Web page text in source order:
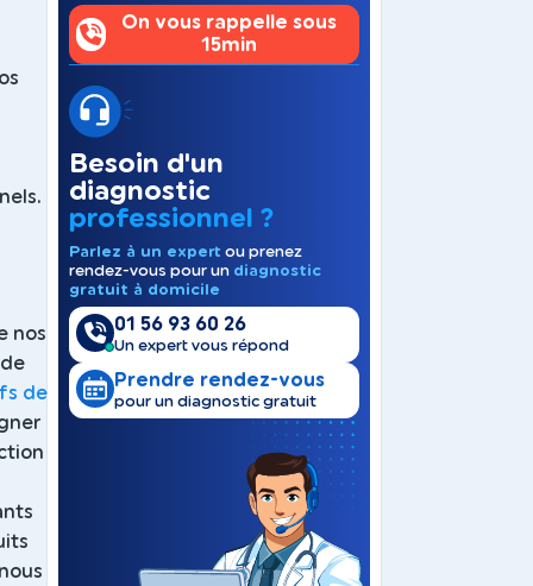
nos
de
On vous rappelle sous
15min
Besoin d'un
diagnostic
professionnel ?
Parlez à un expert ou prenez
rendez-vous pour un diagnostic
gratuit à domicile
01 56 93 60 26
Un expert vous répond
Prendre rendez-vous
pour un diagnostic gratuit